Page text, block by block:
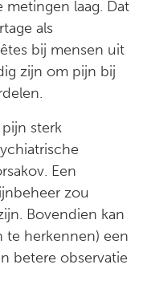
laag. Dat
als
bij mensen uit
zijn om pijn bij
sterk
Een
zou
Bovendien kan
te herkennen) een
betere observatie